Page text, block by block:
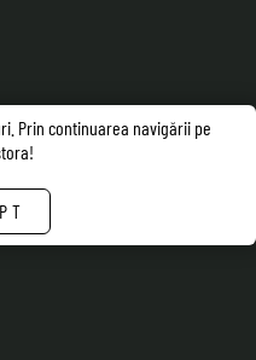
Prin continuarea navigării pe